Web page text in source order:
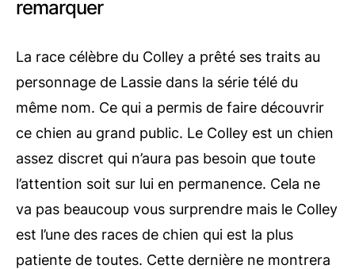
remarquer
La race célèbre du Colley a prêté ses traits au
personnage de Lassie dans la série télé du
même nom. Ce qui a permis de faire découvrir
ce chien au grand public. Le Colley est un chien
assez discret qui n’aura pas besoin que toute
l’attention soit sur lui en permanence. Cela ne
va pas beaucoup vous surprendre mais le Colley
est l’une des races de chien qui est la plus
patiente de toutes. Cette dernière ne montrera